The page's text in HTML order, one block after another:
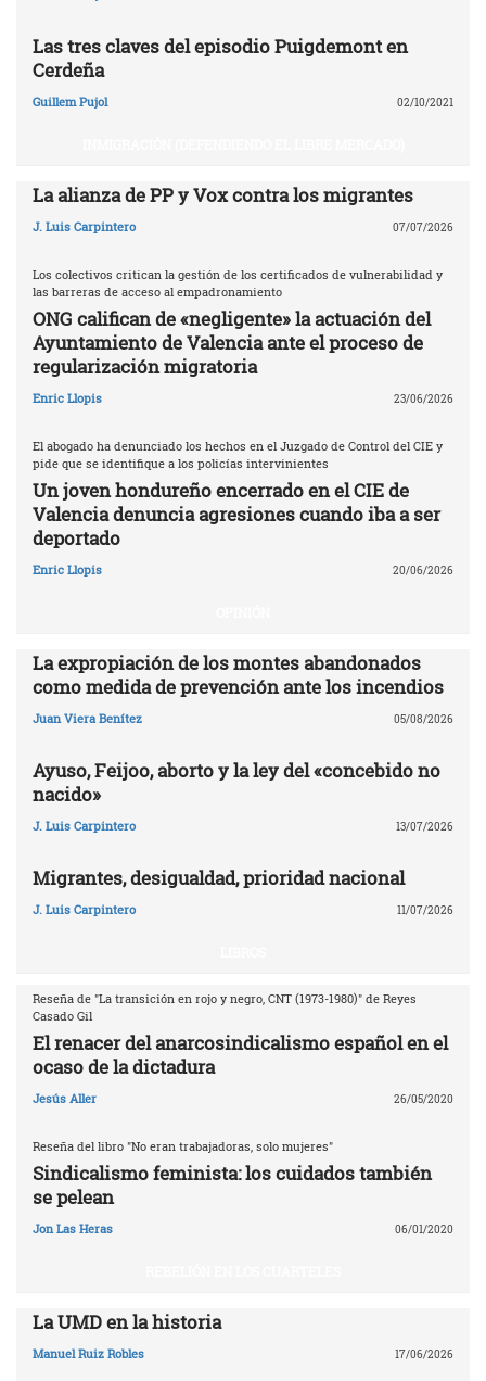
Las tres claves del episodio Puigdemont en
Cerdeña
Guillem Pujol 02/10/2021
La alianza de PP y Vox contra los migrantes
J. Luis Carpintero 07/07/2026
Los colectivos critican la gestión de los certificados de vulnerabilidad y
las barreras de acceso al empadronamiento
ONG califican de «negligente» la actuación del
Ayuntamiento de Valencia ante el proceso de
regularización migratoria
Enric Llopis 23/06/2026
El abogado ha denunciado los hechos en el Juzgado de Control del CIE y
pide que se identifique a los policías intervinientes
Un joven hondureño encerrado en el CIE de
Valencia denuncia agresiones cuando iba a ser
deportado
Enric Llopis 20/06/2026
La expropiación de los montes abandonados
como medida de prevención ante los incendios
Juan Viera Benítez 05/08/2026
Ayuso, Feijoo, aborto y la ley del «concebido no
nacido»
J. Luis Carpintero 13/07/2026
Migrantes, desigualdad, prioridad nacional
J. Luis Carpintero 11/07/2026
Reseña de "La transición en rojo y negro, CNT (1973-1980)" de Reyes
Casado Gil
El renacer del anarcosindicalismo español en el
ocaso de la dictadura
Jesús Aller 26/05/2020
Reseña del libro "No eran trabajadoras, solo mujeres"
Sindicalismo feminista: los cuidados también
se pelean
Jon Las Heras 06/01/2020
La UMD en la historia
Manuel Ruiz Robles 17/06/2026